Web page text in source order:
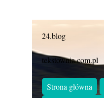
24.blog
tekstownia.com.pl
Strona główna